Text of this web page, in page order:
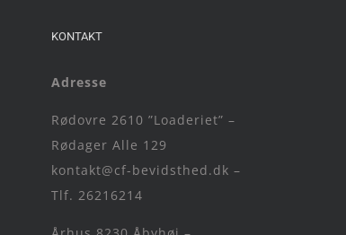
KONTAKT
Adresse
Rødovre 2610 ”Loaderiet” –
Rødager Alle 129
kontakt@cf-bevidsthed.dk –
Tlf. 26216214